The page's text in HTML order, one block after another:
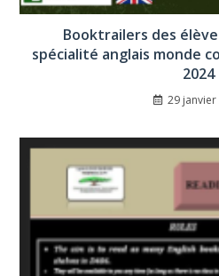
Booktrailers des
spécialité anglais monde
2024
29 janvier